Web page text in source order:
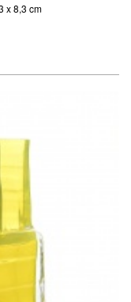
x 8,3 cm